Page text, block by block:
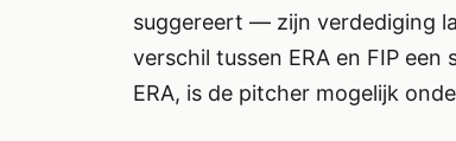
suggereert — zijn verdediging
verschil tussen ERA en FIP
ERA, is de pitcher mogelijk